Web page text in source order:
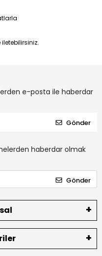
iletebilirsiniz.
e-posta ile haberdar
Gönder
haberdar olmak
Gönder